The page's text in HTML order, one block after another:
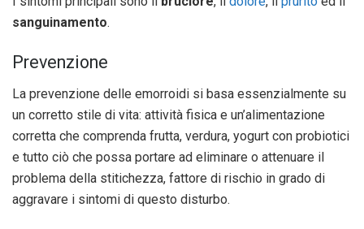
sanguinamento.
Prevenzione
La prevenzione delle emorroidi si basa essenzialmente su
un corretto stile di vita: attività fisica e un’alimentazione
corretta che comprenda frutta, verdura, yogurt con probiotici
e tutto ciò che possa portare ad eliminare o attenuare il
problema della stitichezza, fattore di rischio in grado di
aggravare i sintomi di questo disturbo.